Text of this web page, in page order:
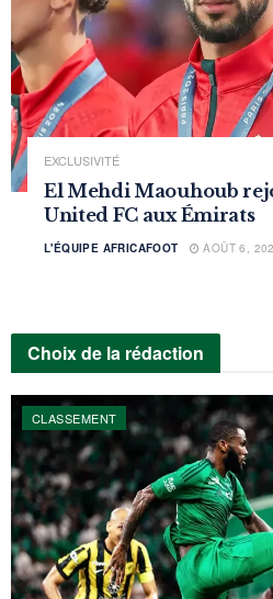
EXCLUSIVITÉ
El Mehdi Maouhoub
United FC aux Émirats
L'ÉQUIPE AFRICAFOOT AOÛT 6,
Choix de la rédaction
CLASSEMENT